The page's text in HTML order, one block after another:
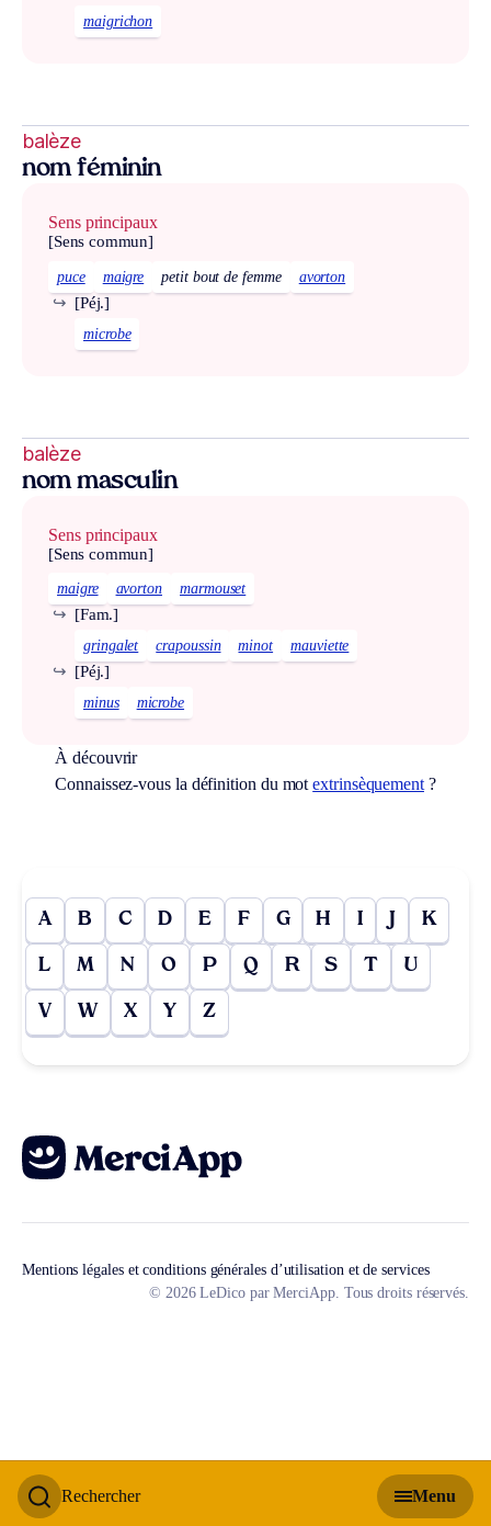
Rechercher Menu
maigrichon
balèze
nom féminin
Sens principaux
[Sens commun]
puce maigre petit bout de femme avorton
[Péj.]
↪
microbe
balèze
nom masculin
Sens principaux
[Sens commun]
maigre avorton marmouset
[Fam.]
↪
gringalet crapoussin minot mauviette
[Péj.]
↪
minus microbe
À découvrir
Connaissez-vous la définition du motextrinsèquement ?
A B C D E F G H I J K
L M N O P Q R S T U
V W X Y Z
Mentions légales et conditions générales d’utilisation et de services
© 2026 LeDico par MerciApp. Tous droits réservés.